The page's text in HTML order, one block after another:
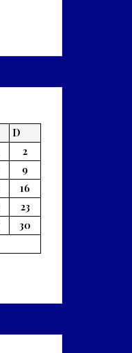
D
2
9
16
23
30